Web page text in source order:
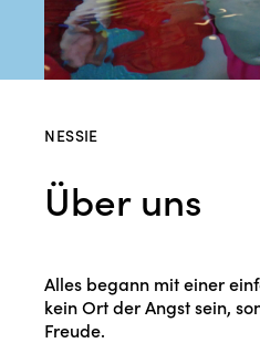
NESSIE
Über uns
Alles begann mit einer
kein Ort der Angst sein,
Freude.